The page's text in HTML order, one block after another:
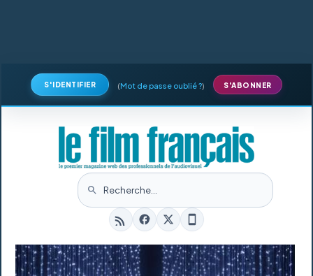
S'IDENTIFIER (Mot de passe oublié ?) S'ABONNER